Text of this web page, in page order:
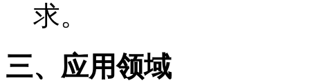
求。
三、应用领域